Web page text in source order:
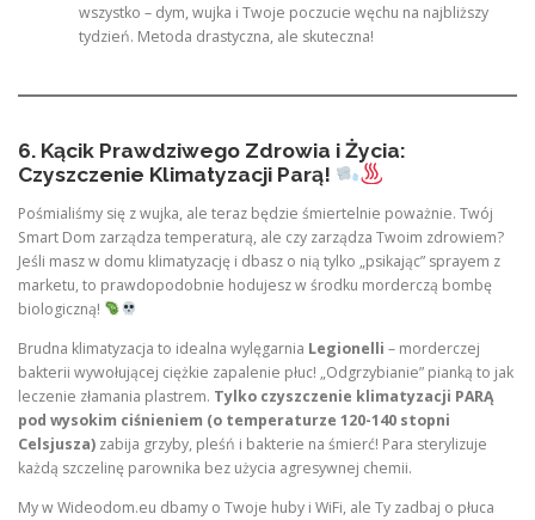
wszystko – dym, wujka i Twoje poczucie węchu na najbliższy
tydzień. Metoda drastyczna, ale skuteczna!
6. Kącik Prawdziwego Zdrowia i Życia:
Czyszczenie Klimatyzacji Parą!
Pośmialiśmy się z wujka, ale teraz będzie śmiertelnie poważnie. Twój
Smart Dom zarządza temperaturą, ale czy zarządza Twoim zdrowiem?
Jeśli masz w domu klimatyzację i dbasz o nią tylko „psikając” sprayem z
marketu, to prawdopodobnie hodujesz w środku morderczą bombę
biologiczną!
Brudna klimatyzacja to idealna wylęgarnia Legionelli – morderczej
bakterii wywołującej ciężkie zapalenie płuc! „Odgrzybianie” pianką to jak
leczenie złamania plastrem. Tylko czyszczenie klimatyzacji PARĄ
pod wysokim ciśnieniem (o temperaturze 120-140 stopni
Celsjusza) zabija grzyby, pleśń i bakterie na śmierć! Para sterylizuje
każdą szczelinę parownika bez użycia agresywnej chemii.
My w Wideodom.eu dbamy o Twoje huby i WiFi, ale Ty zadbaj o płuca